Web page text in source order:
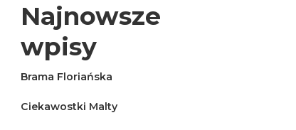
Najnowsze
wpisy
Brama Floriańska
Ciekawostki Malty